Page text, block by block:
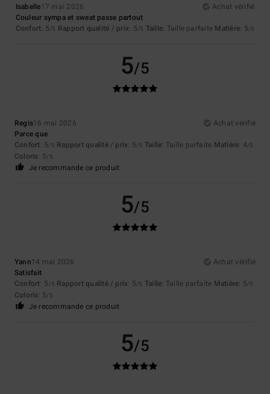
Isabelle17 mai 2026
Achat vérifié
Couleur sympa et sweat passe partout
Confort: 5/5 Rapport qualité / prix: 5/5 Taille: Taille parfaite Matière: 5/5
5/5
Regis16 mai 2026
Achat vérifié
Parce que
Confort: 5/5 Rapport qualité / prix: 5/5 Taille: Taille parfaite Matière: 4/5
Coloris: 5/5
Je recommande ce produit
5/5
Yann14 mai 2026
Achat vérifié
Satisfait
Confort: 5/5 Rapport qualité / prix: 5/5 Taille: Taille parfaite Matière: 5/5
Coloris: 5/5
Je recommande ce produit
5/5